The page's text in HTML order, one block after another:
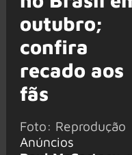
outubro;
confira
recado aos
fãs
Foto: Reprodução
Anúncios